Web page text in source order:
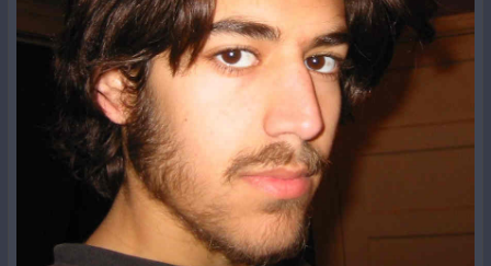
неопубликованным.
Однако в 2018 году NTP опубликовала результаты
двухлетних токсикологических исследований,
которые показали "явные доказательства" связи
между излучением мобильных телефонов 2G/3G и
опухолями у самцов крыс. Последующие
исследования, проведенные в 2019 году, выявили
повреждения ДНК в клетках мозга, печени и крови
крыс и мышей, подвергшихся воздействию
излучения.